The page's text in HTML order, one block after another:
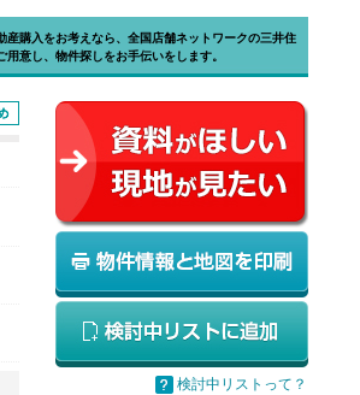
購入をお考えなら、全国店舗ネットワークの三井住
意し、物件探しをお手伝いをします。
検討中リストって？